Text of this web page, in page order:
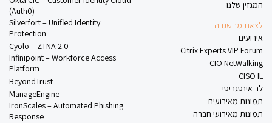
המגזין שלנו
לצאת מהשגרה
אירועים
Citrix Experts VIP Forum
CIO NetWalking
CISO IL
לב אינטגריטי
תמונות מאירועים
תמונות מאירועי חברה
(Auth0)
Silverfort – Unified Identity
Protection
Cyolo – ZTNA 2.0
Infinipoint – Workforce Access
Platform
BeyondTrust
ManageEngine
IronScales – Automated Phishing
Response